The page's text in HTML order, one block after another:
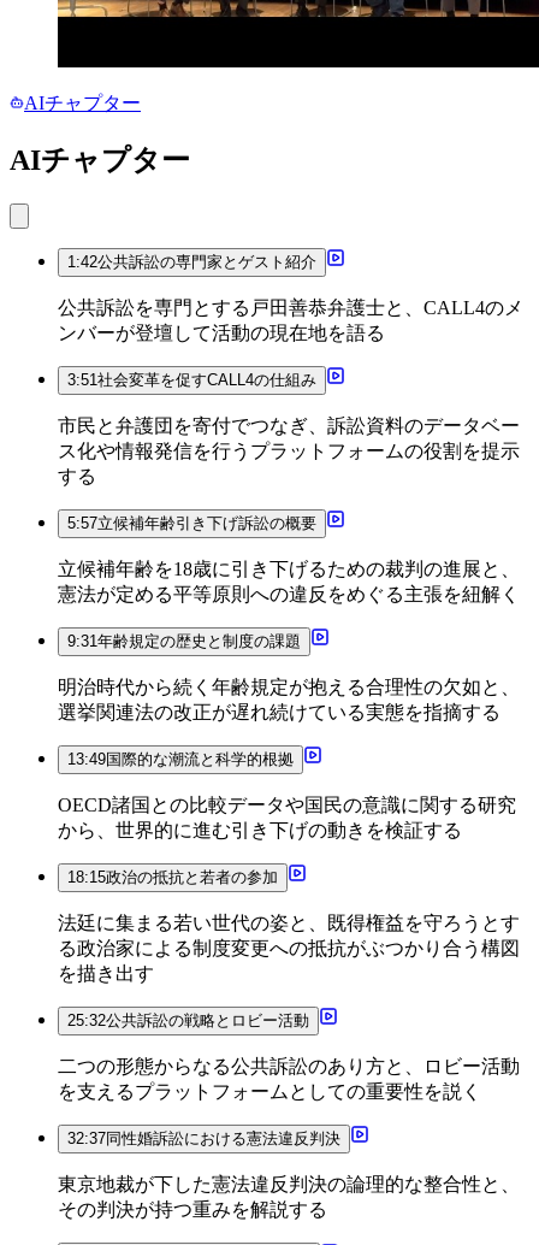
AIチャプター
AIチャプター
1:42公共訴訟の専門家とゲスト紹介
公共訴訟を専門とする戸田善恭弁護士と、CALL4のメ
ンバーが登壇して活動の現在地を語る
3:51社会変革を促すCALL4の仕組み
市民と弁護団を寄付でつなぎ、訴訟資料のデータベー
ス化や情報発信を行うプラットフォームの役割を提示
する
5:57立候補年齢引き下げ訴訟の概要
立候補年齢を18歳に引き下げるための裁判の進展と、
憲法が定める平等原則への違反をめぐる主張を紐解く
9:31年齢規定の歴史と制度の課題
明治時代から続く年齢規定が抱える合理性の欠如と、
選挙関連法の改正が遅れ続けている実態を指摘する
13:49国際的な潮流と科学的根拠
OECD諸国との比較データや国民の意識に関する研究
から、世界的に進む引き下げの動きを検証する
18:15政治の抵抗と若者の参加
法廷に集まる若い世代の姿と、既得権益を守ろうとす
る政治家による制度変更への抵抗がぶつかり合う構図
を描き出す
25:32公共訴訟の戦略とロビー活動
二つの形態からなる公共訴訟のあり方と、ロビー活動
を支えるプラットフォームとしての重要性を説く
32:37同性婚訴訟における憲法違反判決
東京地裁が下した憲法違反判決の論理的な整合性と、
その判決が持つ重みを解説する